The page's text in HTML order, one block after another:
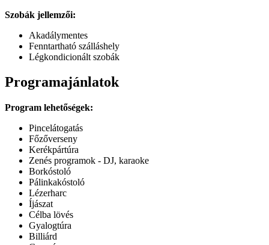
Szobák jellemzői:
Akadálymentes
Fenntartható szálláshely
Légkondicionált szobák
Programajánlatok
Program lehetőségek:
Pincelátogatás
Főzőverseny
Kerékpártúra
Zenés programok - DJ, karaoke
Borkóstoló
Pálinkakóstoló
Lézerharc
Íjászat
Célba lövés
Gyalogtúra
Billiárd